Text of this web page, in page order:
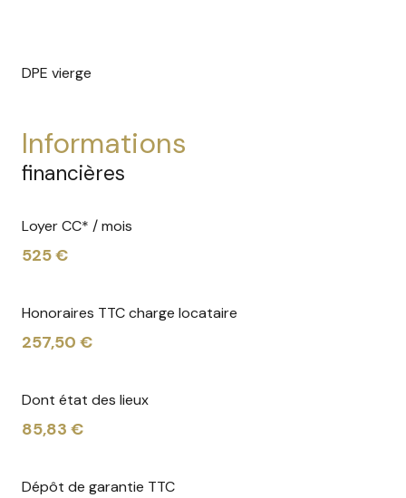
DPE vierge
informations
financières
Loyer CC* / mois
525 €
Honoraires TTC charge locataire
257,50 €
Dont état des lieux
85,83 €
Dépôt de garantie TTC